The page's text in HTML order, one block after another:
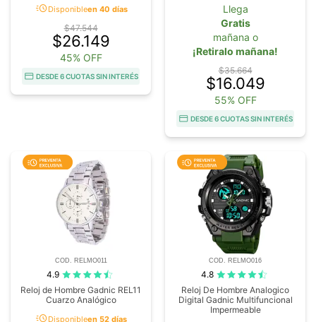
acuteDisponibleen 40 días
$47.544
$26.149
45% OFF
DESDE 6 CUOTAS SIN INTERÉS
Llega
Gratis
mañana o
¡Retiralo mañana!
$35.664
$16.049
55% OFF
DESDE 6 CUOTAS SIN INTERÉS
COD. RELMO011
4.9
Reloj de Hombre Gadnic REL11
Cuarzo Analógico
acuteDisponibleen 52 días
COD. RELMO016
4.8
Reloj De Hombre Analogico
Digital Gadnic Multifuncional
Impermeable